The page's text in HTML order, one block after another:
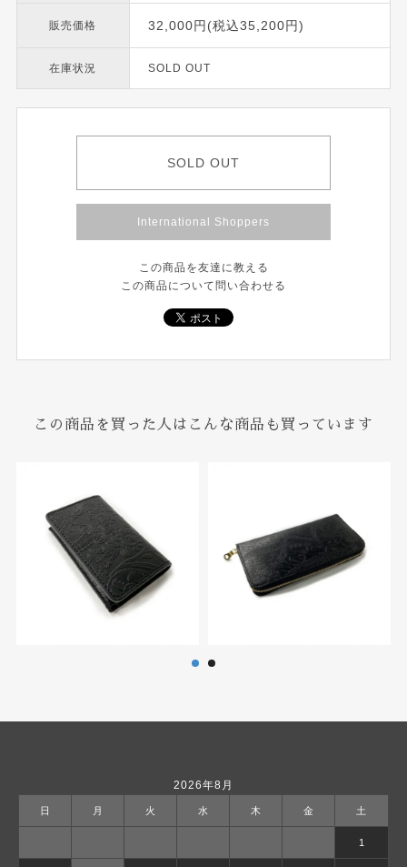
販売価格 32,000円(税込35,200円)
在庫状況 SOLD OUT
SOLD OUT
International Shoppers
この商品を友達に教える
この商品について問い合わせる
この商品を買った人はこんな商品も買っています
2026年8月
日 月 火 水 木 金 土
1